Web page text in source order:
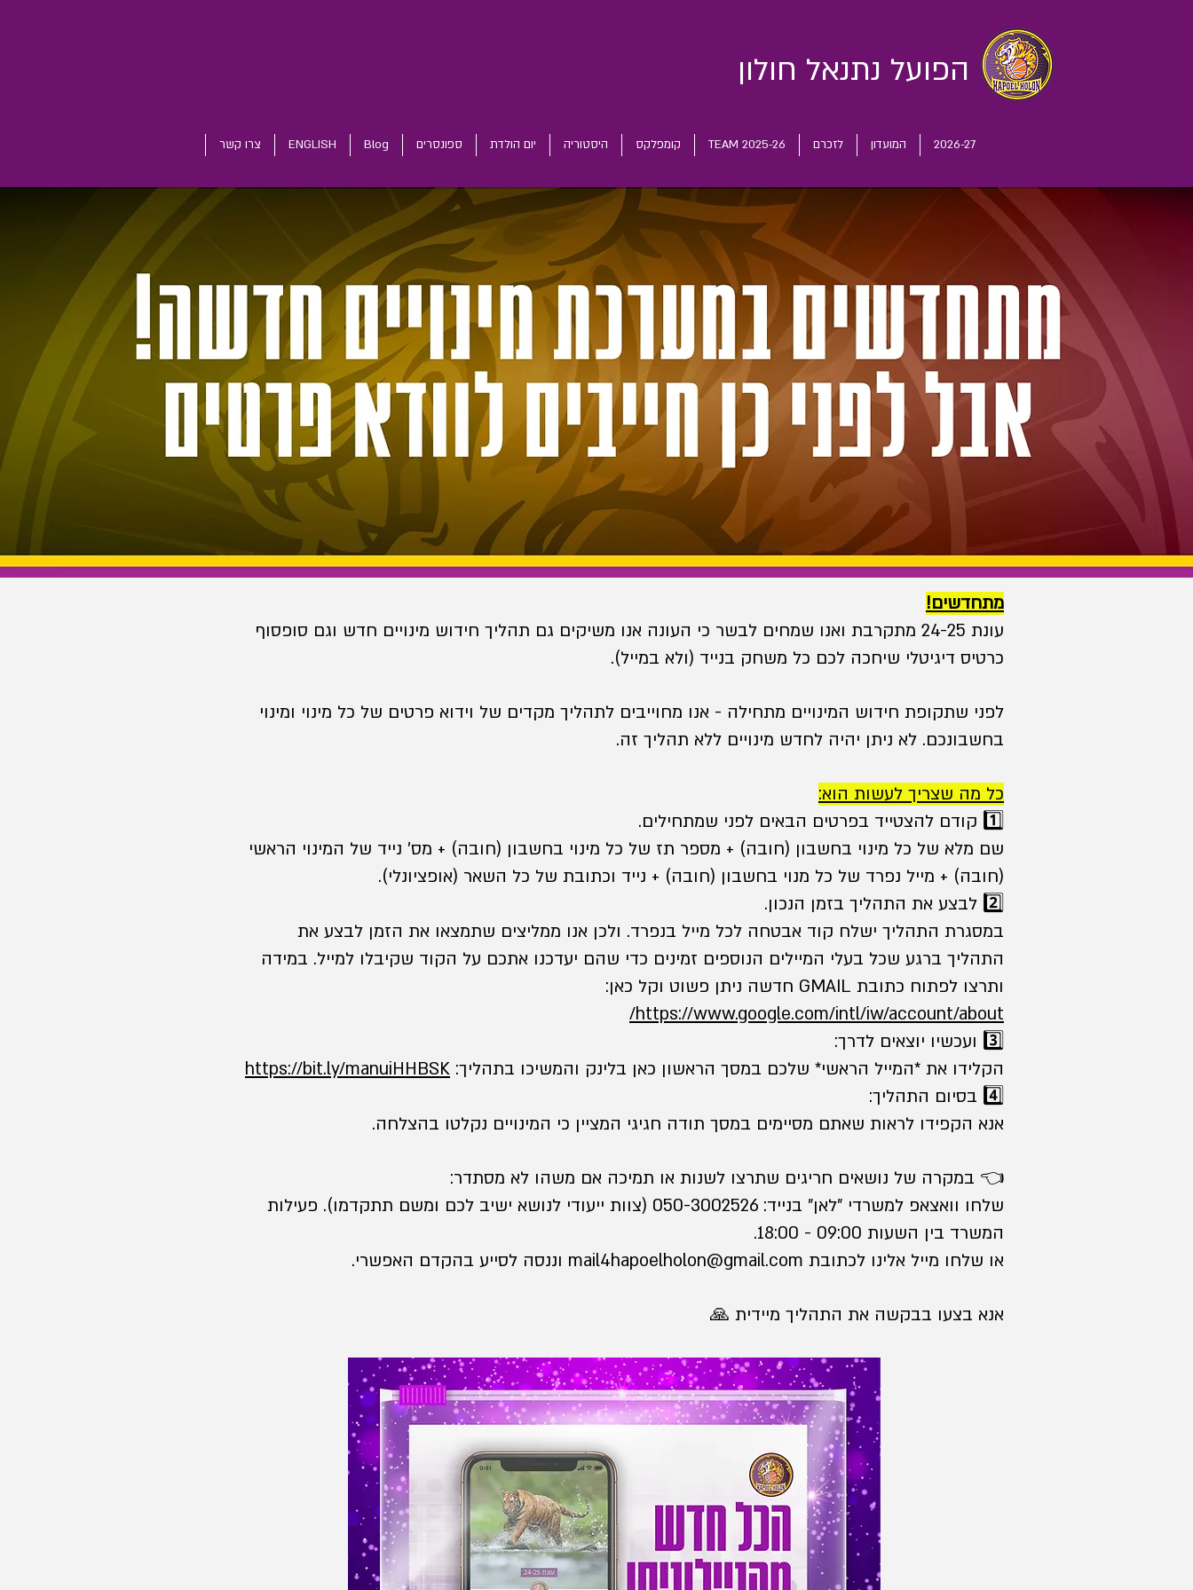
הפועל נתנאל חולון
2026-27 המועדון לזכרם TEAM 2025-26 קומפלקס היסטוריה יום הולדת ספונסרים Blog
ENGLISH צרו קשר
מתחדשים!
עונת 24-25 מתקרבת ואנו שמחים לבשר כי העונה אנו משיקים גם תהליך חידוש מינויים חדש וגם סופסוף
כרטיס דיגיטלי שיחכה לכם כל משחק בנייד (ולא במייל).
לפני שתקופת חידוש המינויים מתחילה - אנו מחוייבים לתהליך מקדים של וידוא פרטים של כל מינוי ומינוי
בחשבונכם. לא ניתן יהיה לחדש מינויים ללא תהליך זה.
כל מה שצריך לעשות הוא:
1️⃣ קודם להצטייד בפרטים הבאים לפני שמתחילים.
שם מלא של כל מינוי בחשבון (חובה) + מספר תז של כל מינוי בחשבון (חובה) + מס' נייד של המינוי הראשי
(חובה) + מייל נפרד של כל מנוי בחשבון (חובה) + נייד וכתובת של כל השאר (אופציונלי).
2️⃣ לבצע את התהליך בזמן הנכון.
במסגרת התהליך ישלח קוד אבטחה לכל מייל בנפרד. ולכן אנו ממליצים שתמצאו את הזמן לבצע את
התהליך ברגע שכל בעלי המיילים הנוספים זמינים כדי שהם יעדכנו אתכם על הקוד שקיבלו למייל. במידה
ותרצו לפתוח כתובת GMAIL חדשה ניתן פשוט וקל כאן:
https://www.google.com/intl/iw/account/about/
3️⃣ ועכשיו יוצאים לדרך:
הקלידו את *המייל הראשי* שלכם במסך הראשון כאן בלינק והמשיכו בתהליך: https://bit.ly/manuiHHBSK
4️⃣ בסיום התהליך:
אנא הקפידו לראות שאתם מסיימים במסך תודה חגיגי המציין כי המינויים נקלטו בהצלחה.
👈 במקרה של נושאים חריגים שתרצו לשנות או תמיכה אם משהו לא מסתדר:
שלחו וואצאפ למשרדי "לאן" בנייד: 050-3002526 (צוות ייעודי לנושא ישיב לכם ומשם תתקדמו). פעילות
המשרד בין השעות 09:00 - 18:00.
או שלחו מייל אלינו לכתובת mail4hapoelholon@gmail.com וננסה לסייע בהקדם האפשרי.
אנא בצעו בבקשה את התהליך מיידית 🙏